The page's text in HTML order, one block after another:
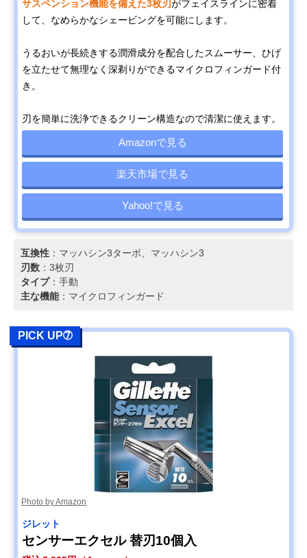
サスペンション機能を備えた3枚刃がフェイスラインに密着
して、なめらかなシェービングを可能にします。
うるおいが長続きする潤滑成分を配合したスムーサー、ひげ
を立たせて無理なく深剃りができるマイクロフィンガード付
き。
刃を簡単に洗浄できるクリーン構造なので清潔に使えます。
Amazonで見る
楽天市場で見る
Yahoo!で見る
互換性 ：マッハシン3ターボ、マッハシン3
刃数 ：3枚刃
タイプ：手動
主な機能：マイクロフィンガード
PICK UP➆
Photo by Amazon
ジレット
センサーエクセル 替刃10個入